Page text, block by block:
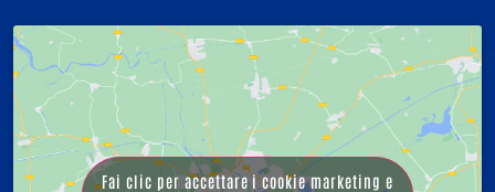
Fai clic per accettare i cookie marketing e